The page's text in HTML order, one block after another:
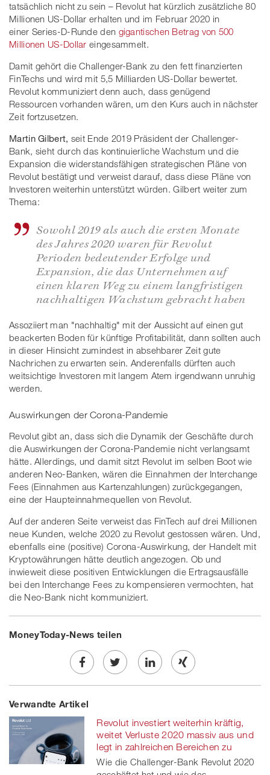
tatsächlich nicht zu sein – Revolut hat kürzlich zusätzliche 80
Millionen US-Dollar erhalten und im Februar 2020 in
einer Series-D-Runde den gigantischen Betrag von 500
Millionen US-Dollar eingesammelt.
Damit gehört die Challenger-Bank zu den fett finanzierten
FinTechs und wird mit 5,5 Milliarden US-Dollar bewertet.
Revolut kommuniziert denn auch, dass genügend
Ressourcen vorhanden wären, um den Kurs auch in nächster
Zeit fortzusetzen.
Martin Gilbert, seit Ende 2019 Präsident der Challenger-
Bank, sieht durch das kontinuierliche Wachstum und die
Expansion die widerstandsfähigen strategischen Pläne von
Revolut bestätigt und verweist darauf, dass diese Pläne von
Investoren weiterhin unterstützt würden. Gilbert weiter zum
Thema:
Sowohl 2019 als auch die ersten Monate
des Jahres 2020 waren für Revolut
Perioden bedeutender Erfolge und
Expansion, die das Unternehmen auf
einen klaren Weg zu einem langfristigen
nachhaltigen Wachstum gebracht haben
Assoziiert man "nachhaltig" mit der Aussicht auf einen gut
beackerten Boden für künftige Profitabilität, dann sollten auch
in dieser Hinsicht zumindest in absehbarer Zeit gute
Nachrichen zu erwarten sein. Anderenfalls dürften auch
weitsichtige Investoren mit langem Atem irgendwann unruhig
werden.
Auswirkungen der Corona-Pandemie
Revolut gibt an, dass sich die Dynamik der Geschäfte durch
die Auswirkungen der Corona-Pandemie nicht verlangsamt
hätte. Allerdings, und damit sitzt Revolut im selben Boot wie
anderen Neo-Banken, wären die Einnahmen der Interchange
Fees (Einnahmen aus Kartenzahlungen) zurückgegangen,
eine der Haupteinnahmequellen von Revolut.
Auf der anderen Seite verweist das FinTech auf drei Millionen
neue Kunden, welche 2020 zu Revolut gestossen wären. Und,
ebenfalls eine (positive) Corona-Auswirkung, der Handelt mit
Kryptowährungen hätte deutlich angezogen. Ob und
inwieweit diese positiven Entwicklungen die Ertragsausfälle
bei den Interchange Fees zu kompensieren vermochten, hat
die Neo-Bank nicht kommuniziert.
MoneyToday-News teilen
Share
on
Facebook
Twe
on
twitt
Share
linkedin
Share
Xing
Verwandte Artikel
Revolut investiert weiterhin kräftig,
weitet Verluste 2020 massiv aus und
legt in zahlreichen Bereichen zu
Wie die Challenger-Bank Revolut 2020